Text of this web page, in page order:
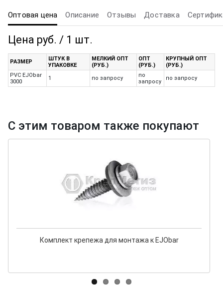
Оптовая цена Описание Отзывы Доставка
Цена руб. / 1 шт.
РАЗМЕР
ШТУК В
УПАКОВКЕ
МЕЛКИЙ ОПТ
(РУБ.)
ОПТ
(РУБ.)
КРУПНЫЙ ОПТ
(РУБ.)
PVC EJObar
3000
1 по запросу
по
запросу
по запросу
С этим товаром также покупают
Комплект крепежа для монтажа к EJObar